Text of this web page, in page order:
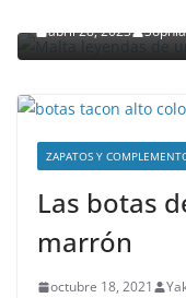
abril 28, 2023 Sophia
ZAPATOS Y
Las botas
marrón
octubre 18, 2021